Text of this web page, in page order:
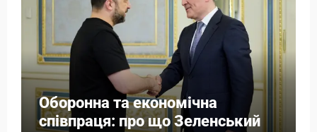
Оборонна та економічна
співпраця: про що Зеленський